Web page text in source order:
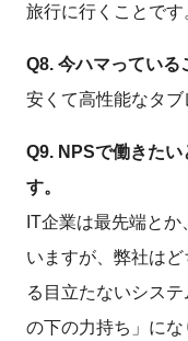
旅行に行くことです
Q8. 今ハマっている
安くて高性能なタブ
Q9. NPSで働きたい
す。
IT企業は最先端と
いますが、弊社は
る目立たないシス
の下の力持ち」にな